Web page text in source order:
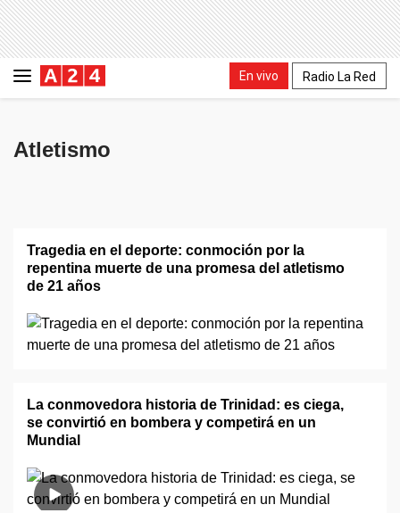
En vivo Radio La Red
Atletismo
Tragedia en el deporte: conmoción por la
repentina muerte de una promesa del atletismo
de 21 años
La conmovedora historia de Trinidad: es ciega,
se convirtió en bombera y competirá en un
Mundial